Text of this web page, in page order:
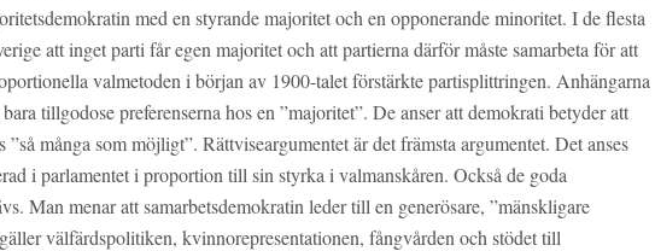
med en styrande majoritet och en opponerande minoritet. I de flesta
att inget parti får egen majoritet och att partierna därför måste samarbeta för att
valmetoden i början av 1900-talet förstärkte partisplittringen. Anhängarna
tillgodose preferenserna hos en ”majoritet”. De anser att demokrati betyder att
många som möjligt”. Rättviseargumentet är det främsta argumentet. Det anses
i parlamentet i proportion till sin styrka i valmanskåren. Också de goda
Man menar att samarbetsdemokratin leder till en generösare, ”mänskligare
välfärdspolitiken, kvinnorepresentationen, fångvården och stödet till